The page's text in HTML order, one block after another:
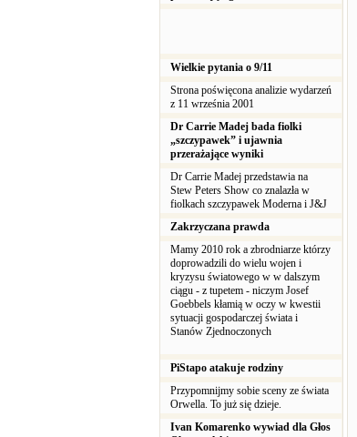
Wielkie pytania o 9/11
Strona poświęcona analizie wydarzeń
z 11 września 2001
Dr Carrie Madej bada fiolki
„szczypawek” i ujawnia
przerażające wyniki
Dr Carrie Madej przedstawia na
Stew Peters Show co znalazła w
fiolkach szczypawek Moderna i J&J
Zakrzyczana prawda
Mamy 2010 rok a zbrodniarze którzy
doprowadzili do wielu wojen i
kryzysu światowego w w dalszym
ciągu - z tupetem - niczym Josef
Goebbels kłamią w oczy w kwestii
sytuacji gospodarczej świata i
Stanów Zjednoczonych
PiStapo atakuje rodziny
Przypomnijmy sobie sceny ze świata
Orwella. To już się dzieje.
Ivan Komarenko wywiad dla Głos